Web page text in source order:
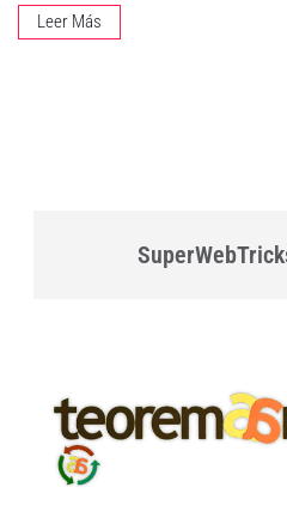
Leer Más